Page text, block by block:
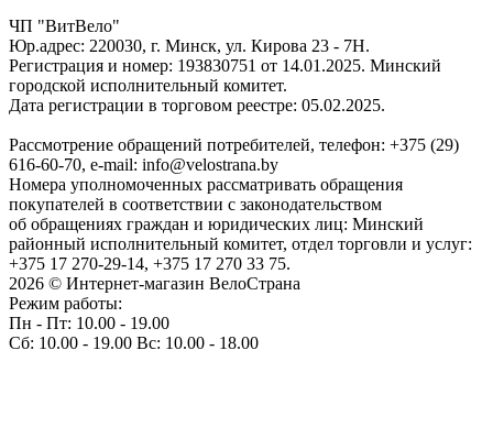
ЧП "ВитВело"
Юр.адрес: 220030, г. Минск, ул. Кирова 23 - 7Н.
Регистрация и номер: 193830751 от 14.01.2025. Минский
городской исполнительный комитет.
Дата регистрации в торговом реестре: 05.02.2025.
Рассмотрение обращений потребителей, телефон: +375 (29)
616-60-70, e-mail: info@velostrana.by
Номера уполномоченных рассматривать обращения
покупателей в соответствии с законодательством
об обращениях граждан и юридических лиц: Минский
районный исполнительный комитет, отдел торговли и услуг:
+375 17 270-29-14, +375 17 270 33 75.
2026 © Интернет-магазин ВелоСтрана
Режим работы:
Пн - Пт: 10.00 - 19.00
Сб: 10.00 - 19.00 Вс: 10.00 - 18.00